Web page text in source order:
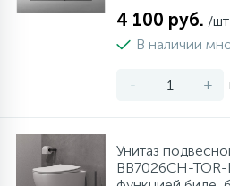
4 100 руб. /шт
В наличии
- +
Унитаз
BB7026CH-